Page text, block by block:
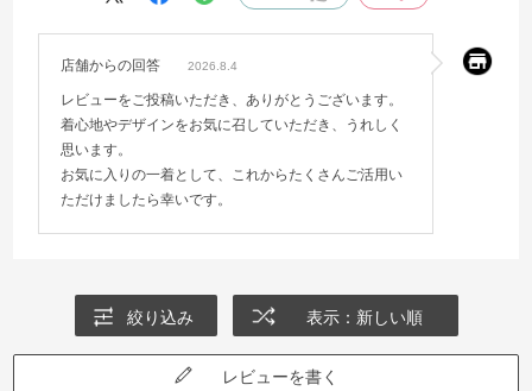
店舗からの回答 2026.8.4
レビューをご投稿いただき、ありがとうございます。
着心地やデザインをお気に召していただき、うれしく
思います。
お気に入りの一着として、これからたくさんご活用い
ただけましたら幸いです。
絞り込み 表示：新しい順
レビューを書く